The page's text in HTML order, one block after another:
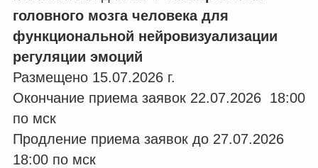
головного мозга человека для
функциональной нейровизуализации
регуляции эмоций
Размещено 15.07.2026 г.
Окончание приема заявок 22.07.2026 18:00
по мск
Продление приема заявок до 27.07.2026
18:00 по мск